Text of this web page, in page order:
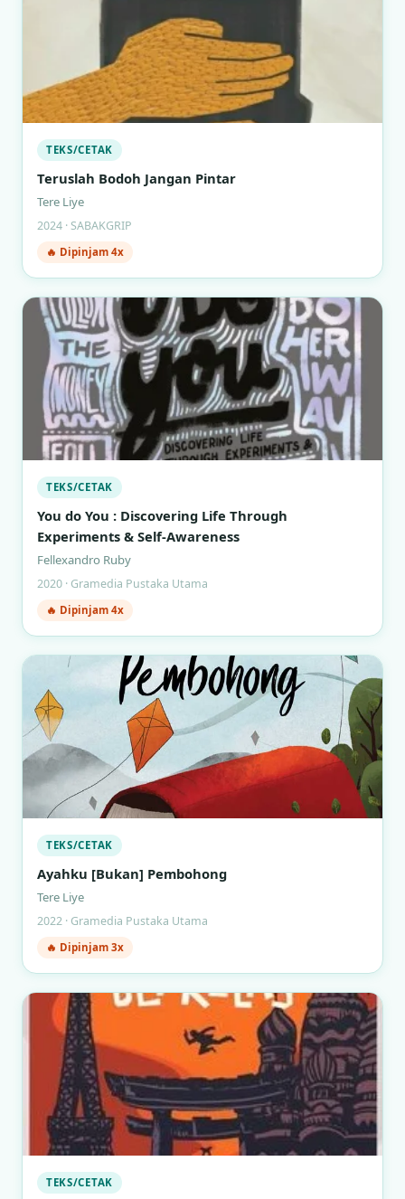
TEKS/CETAK
Teruslah Bodoh Jangan Pintar
Tere Liye
2024 · SABAKGRIP
🔥 Dipinjam 4x
TEKS/CETAK
You do You : Discovering Life Through
Experiments & Self-Awareness
Fellexandro Ruby
2020 · Gramedia Pustaka Utama
🔥 Dipinjam 4x
TEKS/CETAK
Ayahku [Bukan] Pembohong
Tere Liye
2022 · Gramedia Pustaka Utama
🔥 Dipinjam 3x
TEKS/CETAK